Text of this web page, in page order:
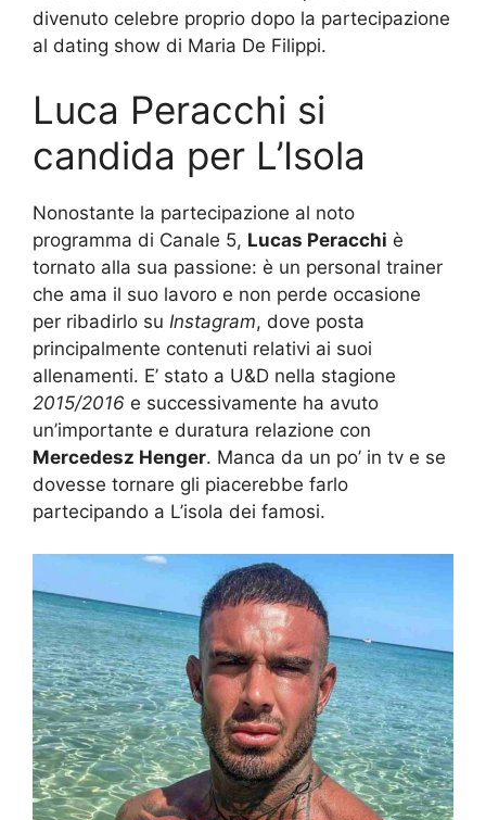
divenuto celebre proprio dopo la partecipazione
al dating show di Maria De Filippi.
Luca Peracchi si
candida per L’Isola
Nonostante la partecipazione al noto
programma di Canale 5, Lucas Peracchi è
tornato alla sua passione: è un personal trainer
che ama il suo lavoro e non perde occasione
per ribadirlo su Instagram, dove posta
principalmente contenuti relativi ai suoi
allenamenti. E’ stato a U&D nella stagione
2015/2016 e successivamente ha avuto
un’importante e duratura relazione con
Mercedesz Henger. Manca da un po’ in tv e se
dovesse tornare gli piacerebbe farlo
partecipando a L’isola dei famosi.